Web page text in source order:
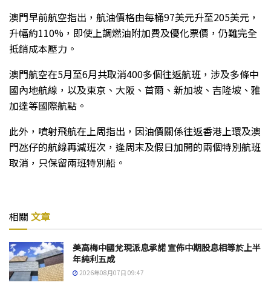
澳門早前航空指出，航油價格由每桶97美元升至205美元，
升幅約110%，即使上調燃油附加費及優化票價，仍難完全
抵銷成本壓力。
澳門航空在5月至6月共取消400多個往返航班，涉及多條中
國內地航線，以及東京、大阪、首爾、新加坡、吉隆坡、雅
加達等國際航點。
此外，噴射飛航在上周指出，因油價關係往返香港上環及澳
門氹仔的航線再減班次，逢周末及假日加開的兩個特別航班
取消，只保留兩班特別船。
相關 文章
美高梅中國兌現派息承諾 宣佈中期股息相等於上半
年純利五成
2026年08月07日 09:47